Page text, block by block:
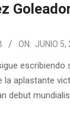
ON: JUNIO 5,
la aplastante
debut